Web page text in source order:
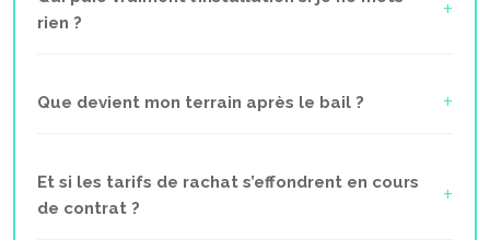
rien ?
Que devient mon terrain après le bail ?
Et si les tarifs de rachat s’effondrent en cours
de contrat ?